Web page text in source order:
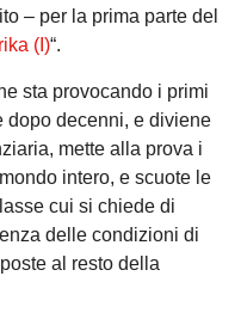
– per la prima parte del
(I)“.
sta provocando i primi
dopo decenni, e diviene
mette alla prova i
intero, e scuote le
cui si chiede di
delle condizioni di
al resto della